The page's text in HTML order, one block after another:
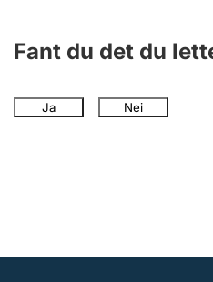
Fant du det du
Ja Nei